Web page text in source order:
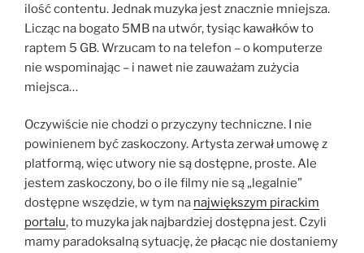
ilość contentu. Jednak muzyka jest znacznie mniejsza.
Licząc na bogato 5MB na utwór, tysiąc kawałków to
raptem 5 GB. Wrzucam to na telefon – o komputerze
nie wspominając – i nawet nie zauważam zużycia
miejsca…
Oczywiście nie chodzi o przyczyny techniczne. I nie
powinienem być zaskoczony. Artysta zerwał umowę z
platformą, więc utwory nie są dostępne, proste. Ale
jestem zaskoczony, bo o ile filmy nie są „legalnie”
dostępne wszędzie, w tym na największym pirackim
portalu, to muzyka jak najbardziej dostępna jest. Czyli
mamy paradoksalną sytuację, że płacąc nie dostaniemy